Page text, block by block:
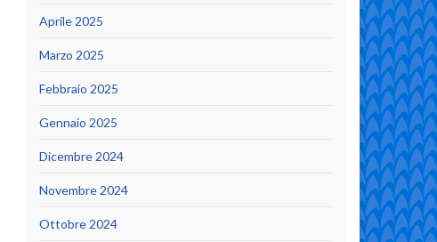
Aprile 2025
Marzo 2025
Febbraio 2025
Gennaio 2025
Dicembre 2024
Novembre 2024
Ottobre 2024